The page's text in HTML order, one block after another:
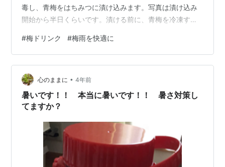
毒し、青梅をはちみつに漬け込みます。写真は漬け込み
開始から半日くらいです。漬ける前に、青梅を冷凍する
で、入れ物が汗をかいています。 青梅(おうめ)の色や質
感から時間差がわかります。
https://theparthenon.hatenablog.com/entry/20230612/
1686571180 使用した業務用はちみつを紹介します。 華
通商）純粋はちみつ1kg 華通商 はちみつ ジャム・は…
#梅ドリンク #梅雨を快適に
心のままに • 4年前
暑いです！！ 本当に暑いです！！ 暑さ対策し
てますか？